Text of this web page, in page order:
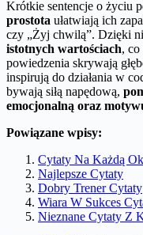
Krótkie sentencje o życiu
prostota ułatwiają ich
czy „Żyj chwilą”. Dzięki
istotnych wartościach,
powiedzenia skrywają
inspirują do działania w
bywają siłą napędową,
emocjonalną oraz
Powiązane wpisy:
Cytaty Na Każdą
Najlepsze Cytaty
Dobry Trener Cytaty
Wiara W Sukces
Nieznane Cytaty Z